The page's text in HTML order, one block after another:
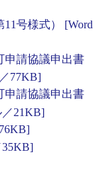
号様式） [Word
申請協議申出書
77KB]
申請協議申出書
／21KB]
35KB]